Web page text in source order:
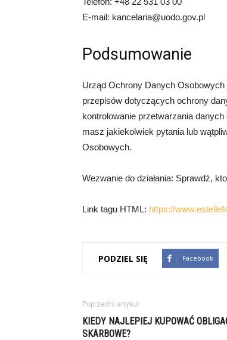
E-mail: kancelaria@uodo.gov.pl
Podsumowanie
Urząd Ochrony Danych
przepisów dotyczących ochrony
kontrolowanie przetwarzania
masz jakiekolwiek pytania lub
Osobowych.
Wezwanie do działania: Sprawdź,
Link tagu HTML: https://
PODZIEL SIĘ Facebook
Poprzedni artykuł
KIEDY NAJLEPIEJ KUPOWAĆ
SKARBOWE?